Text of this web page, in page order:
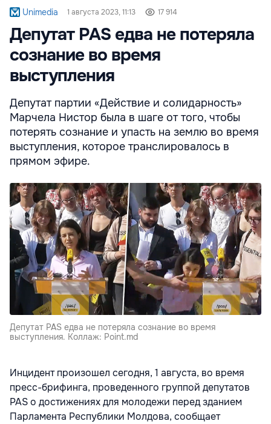
Unimedia 1 августа 2023, 11:13 17 914
Депутат PAS едва не потеряла
сознание во время
выступления
Депутат партии «Действие и солидарность»
Марчела Нистор была в шаге от того, чтобы
потерять сознание и упасть на землю во время
выступления, которое транслировалось в
прямом эфире.
Депутат PAS едва не потеряла сознание во время
выступления. Коллаж: Point.md
Инцидент произошел сегодня, 1 августа, во время
пресс-брифинга, проведенного группой депутатов
PAS о достижениях для молодежи перед зданием
Парламента Республики Молдова, сообщает